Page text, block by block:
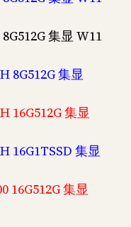
集显 W11
8G512G 集显
16G512G 集显
16G1TSSD 集显
16G512G 集显